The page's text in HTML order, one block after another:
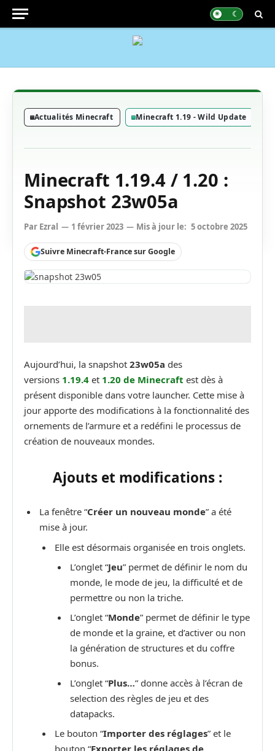
Actualités Minecraft Minecraft 1.19 - Wild Update
Minecraft 1.19.4 / 1.20 :
Snapshot 23w05a
Par Ezral 1 février 2023 Mis à jour le: 5 octobre 2025
Suivre Minecraft-France sur Google
Aujourd’hui, la snapshot 23w05a des
versions 1.19.4 et 1.20 de Minecraft est dès à
présent disponible dans votre launcher. Cette mise à
jour apporte des modifications à la fonctionnalité des
ornements de l’armure et a redéfini le processus de
création de nouveaux mondes.
Ajouts et modifications :
La fenêtre “Créer un nouveau monde” a été
mise à jour.
Elle est désormais organisée en trois onglets.
L’onglet “Jeu” permet de définir le nom du
monde, le mode de jeu, la difficulté et de
permettre ou non la triche.
L’onglet “Monde” permet de définir le type
de monde et la graine, et d’activer ou non
la génération de structures et du coffre
bonus.
L’onglet “Plus…” donne accès à l’écran de
selection des règles de jeu et des
datapacks.
Le bouton “Importer des réglages” et le